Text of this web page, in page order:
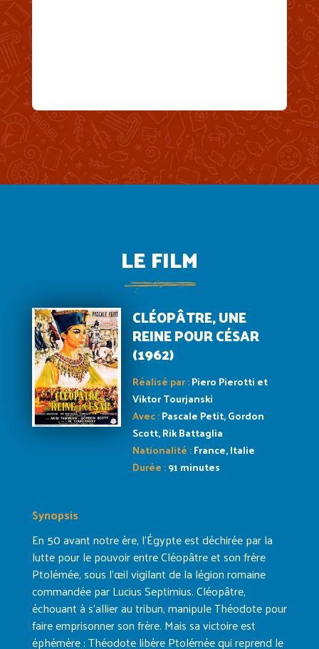
LE FILM
CLÉOPÂTRE, UNE
REINE POUR CÉSAR
(1962)
Réalisé par :Piero Pierotti et
Viktor Tourjanski
Avec :Pascale Petit, Gordon
Scott, Rik Battaglia
Nationalité :France, Italie
Durée :91 minutes
Synopsis
En 50 avant notre ère, l’Égypte est déchirée par la
lutte pour le pouvoir entre Cléopâtre et son frère
Ptolémée, sous l’œil vigilant de la légion romaine
commandée par Lucius Septimius. Cléopâtre,
échouant à s’allier au tribun, manipule Théodote pour
faire emprisonner son frère. Mais sa victoire est
éphémère : Théodote libère Ptolémée qui reprend le